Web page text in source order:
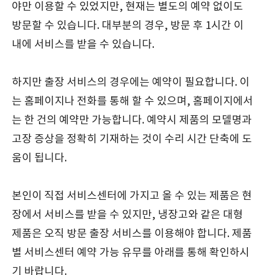
야만 이용할 수 있었지만, 현재는 별도의 예약 없이도
방문할 수 있습니다. 대부분의 경우, 방문 후 1시간 이
내에 서비스를 받을 수 있습니다.
하지만 출장 서비스의 경우에는 예약이 필요합니다. 이
는 홈페이지나 전화를 통해 할 수 있으며, 홈페이지에서
는 한 건의 예약만 가능합니다. 예약시 제품의 모델명과
고장 증상을 정확히 기재하는 것이 수리 시간 단축에 도
움이 됩니다.
본인이 직접 서비스센터에 가지고 올 수 있는 제품은 현
장에서 서비스를 받을 수 있지만, 냉장고와 같은 대형
제품은 오직 방문 출장 서비스를 이용해야 합니다. 제품
별 서비스센터 예약 가능 유무를 아래를 통해 확인하시
기 바랍니다.